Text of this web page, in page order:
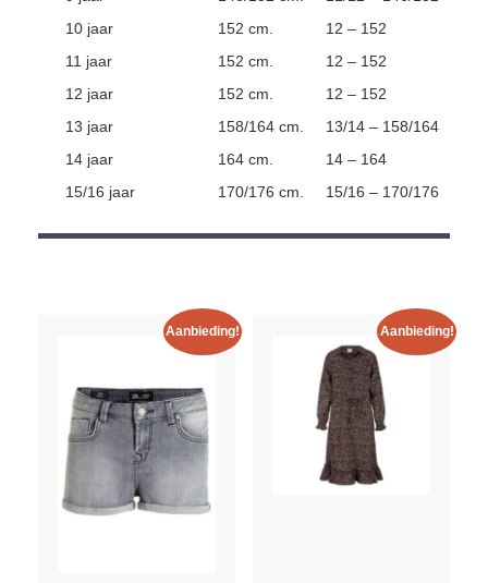
10 jaar
152 cm.
12 – 152
11 jaar
152 cm.
12 – 152
12 jaar
152 cm.
12 – 152
13 jaar
158/164 cm.
13/14 – 158/164
14 jaar
164 cm.
14 – 164
15/16 jaar
170/176 cm. 15/16 – 170/176
Aanbieding! Aanbieding!